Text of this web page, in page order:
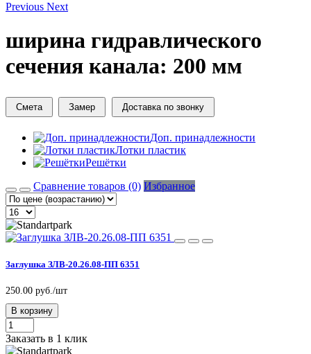
Previous Next
ширина гидравлического
сечения канала: 200 мм
Смета Замер Доставка по звонку
Доп. принадлежности
Лотки пластик
Решётки
Сравнение товаров (0) Избранное
Заглушка ЗЛВ-20.26.08-ПП 6351
250.00 руб./шт
В корзину
Заказать в 1 клик